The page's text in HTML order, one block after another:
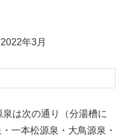
年3月
は次の通り（分湯槽に
一本松源泉・大鳥源泉・